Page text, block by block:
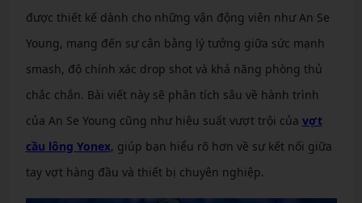
được thiết kế dành cho những vận động viên như An Se
Young, mang đến sự cân bằng lý tưởng giữa sức mạnh
smash, độ chính xác drop shot và khả năng phòng thủ
chắc chắn. Bài viết này sẽ phân tích sâu về hành trình
của An Se Young cũng như hiệu suất vượt trội của vợt
cầu lông Yonex, giúp bạn hiểu rõ hơn về sự kết nối giữa
tay vợt hàng đầu và thiết bị chuyên nghiệp.